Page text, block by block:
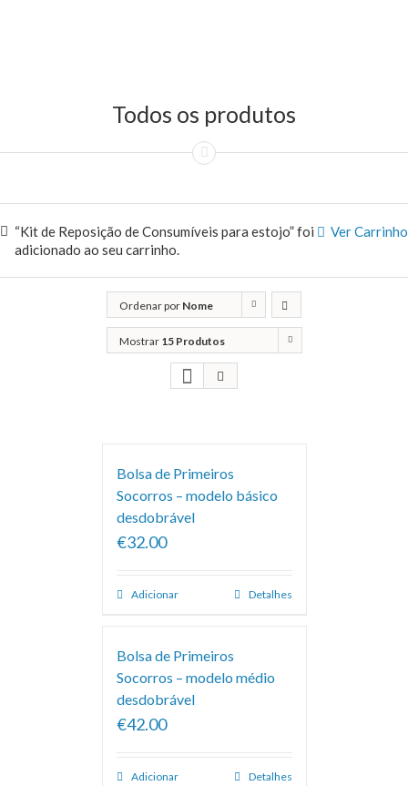
Todos os produtos
Ver Carrinho
“Kit de Reposição de Consumíveis para estojo” foi
adicionado ao seu carrinho.
Ordenar por Nome
Mostrar 15 Produtos
Bolsa de Primeiros
Socorros – modelo básico
desdobrável
€32.00
Adicionar Detalhes
Bolsa de Primeiros
Socorros – modelo médio
desdobrável
€42.00
Adicionar Detalhes